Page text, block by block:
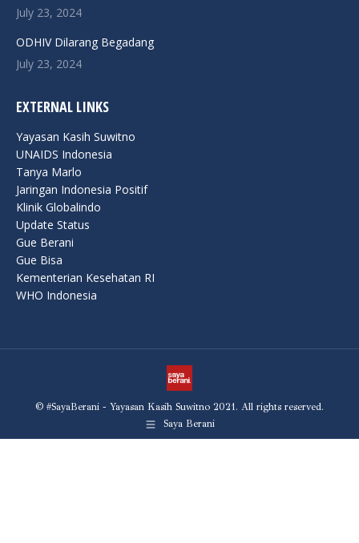
July 23, 2024
ODHIV Dilarang Begadang
July 23, 2024
EXTERNAL LINKS
Yayasan Kasih Suwitno
UNAIDS Indonesia
Tanya Marlo
Jaringan Indonesia Positif
Klinik Globalindo
Update Status
Gue Berani
Gue Bisa
Kementerian Kesehatan RI
WHO Indonesia
© #SayaBerani - Yayasan Kasih Suwitno 2021. All rights reserved.
Saya Berani